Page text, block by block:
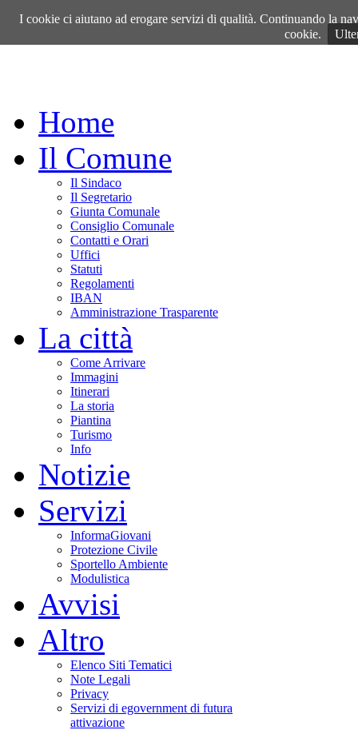
Venerdì, 07 Agosto 2026
Home
Il Comune
Il Sindaco
Il Segretario
Giunta Comunale
Consiglio Comunale
Contatti e Orari
Uffici
Statuti
Regolamenti
IBAN
Amministrazione Trasparente
La città
Come Arrivare
Immagini
Itinerari
La storia
Piantina
Turismo
Info
Notizie
Servizi
InformaGiovani
Protezione Civile
Sportello Ambiente
Modulistica
Avvisi
Altro
Elenco Siti Tematici
Note Legali
Privacy
Servizi di egovernment di futura
attivazione
I cookie ci aiutano ad erogare servizi di qualità. Continuando la
cookie.